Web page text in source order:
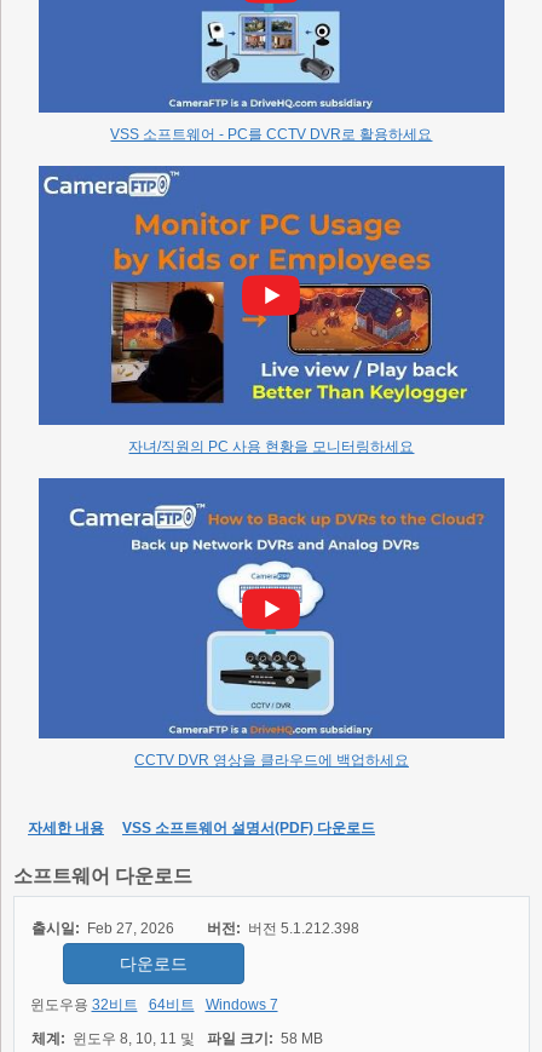
VSS 소프트웨어 - PC를 CCTV DVR로 활용하세요
자녀/직원의 PC 사용 현황을 모니터링하세요
CCTV DVR 영상을 클라우드에 백업하세요
자세한 내용 VSS 소프트웨어 설명서(PDF) 다운로드
소프트웨어 다운로드
출시일: Feb 27, 2026 버전: 버전 5.1.212.398
다운로드
윈도우용 32비트 64비트
Windows 7
체계: 윈도우 8, 10, 11 및 파일 크기: 58 MB